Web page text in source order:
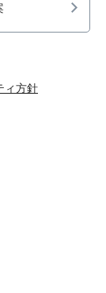
ィ方針